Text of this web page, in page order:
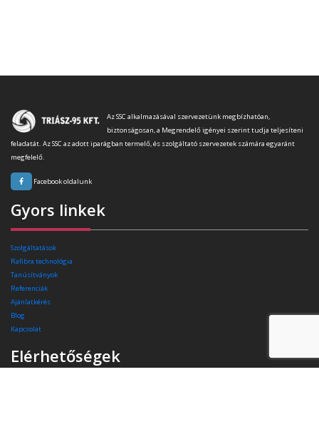
Az SSC alkalmazásával szervezetünk megbízhatóan,
biztonságosan, a Megrendelő igényei szerint tudja teljesíteni
feladatát. Az SSC az adott iparágban termelő, és szolgáltató szervezetek számára egyaránt
megfelelő.
Facebook oldalunk
Gyors linkek
Szolgáltatások
Rafibra technológia
Tanúsítványok
Referenciák
Ajánlatkérés
Blog
Kapcsolat
Elérhetőségek